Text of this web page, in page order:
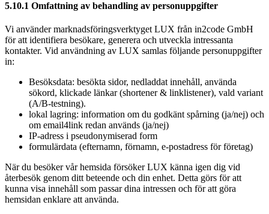
5.10.1 Omfattning av behandling av personuppgifter
Vi använder marknadsföringsverktyget LUX från in2code GmbH
för att identifiera besökare, generera och utveckla intressanta
kontakter. Vid användning av LUX samlas följande personuppgifter
in:
Besöksdata: besökta sidor, nedladdat innehåll, använda
sökord, klickade länkar (shortener & linklistener), vald variant
(A/B-testning).
lokal lagring: information om du godkänt spårning (ja/nej) och
om email4link redan används (ja/nej)
IP-adress i pseudonymiserad form
formulärdata (efternamn, förnamn, e-postadress för företag)
När du besöker vår hemsida försöker LUX känna igen dig vid
återbesök genom ditt beteende och din enhet. Detta görs för att
kunna visa innehåll som passar dina intressen och för att göra
hemsidan enklare att använda.